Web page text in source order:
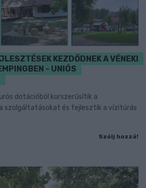
KEZDŐDNEK A VÉNEKI
- UNIÓS
dotációból korszerűsítik a
szolgáltatásokat és fejlesztik a vízitúrás
Szólj hozzá!